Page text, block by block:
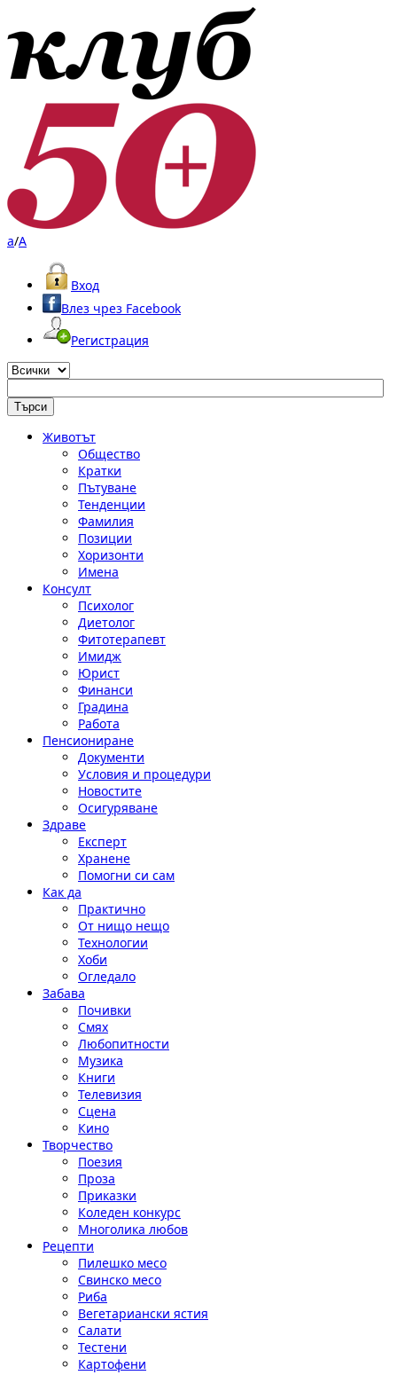
a/A
Вход
Влез чрез Facebook
Регистрация
Животът
Общество
Кратки
Пътуване
Тенденции
Фамилия
Позиции
Хоризонти
Имена
Консулт
Психолог
Диетолог
Фитотерапевт
Имидж
Юрист
Финанси
Градина
Работа
Пенсиониране
Документи
Условия и процедури
Новостите
Осигуряване
Здраве
Експерт
Хранене
Помогни си сам
Как да
Практично
От нищо нещо
Технологии
Хоби
Огледало
Забава
Почивки
Смях
Любопитности
Музика
Книги
Телевизия
Сцена
Кино
Творчество
Поезия
Проза
Приказки
Коледен конкурс
Многолика любов
Рецепти
Пилешко месо
Свинско месо
Риба
Вегетариански ястия
Салати
Тестени
Картофени